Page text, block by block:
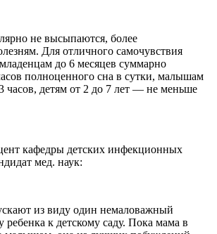
не высыпаются, более
Для отличного самочувствия
до 6 месяцев суммарно
полноценного сна в сутки, малышам
часов, детям от 2 до 7 лет — не меньше
кафедры детских инфекционных
мед. наук:
из виду один немаловажный
ребенка к детскому саду. Пока мама в